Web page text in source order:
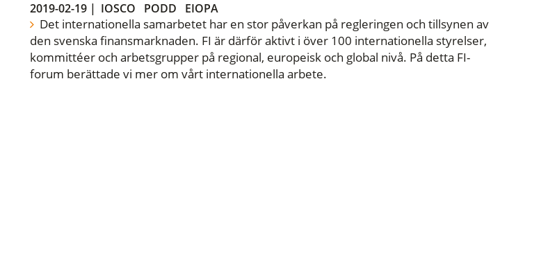
2019-02-19| IOSCO PODD EIOPA
Det internationella samarbetet har en stor påverkan på regleringen och tillsynen av
den svenska finansmarknaden. FI är därför aktivt i över 100 internationella styrelser,
kommittéer och arbetsgrupper på regional, europeisk och global nivå. På detta FI-
forum berättade vi mer om vårt internationella arbete.